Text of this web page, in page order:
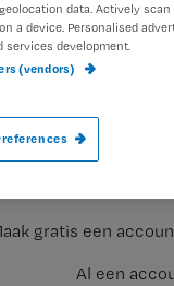
Wil je
gratis een
Al een
‘De waarde
moeten voor
column in
data. Actively
a device. Personalised
services development.
(vendors)